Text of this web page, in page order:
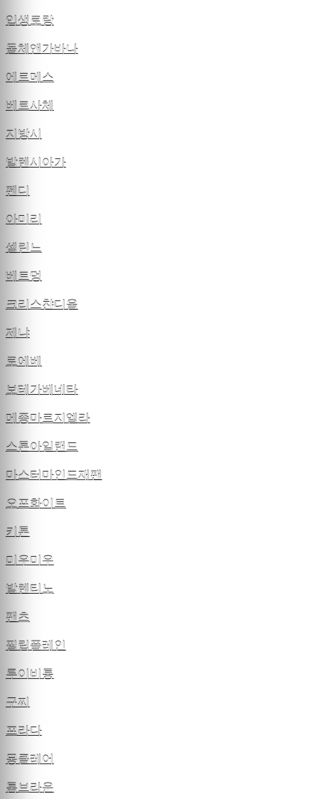
입생로랑
돌체앤가바나
에르메스
베르사체
지방시
발렌시아가
펜디
아미리
셀린느
베트멍
크리스챤디올
제냐
로에베
보테가베네타
메종마르지엘라
스톤아일랜드
마스터마인드재팬
오프화이트
키톤
미우미우
발렌티노
팬츠
필립플레인
루이비통
구찌
프라다
몽클레어
톰브라운